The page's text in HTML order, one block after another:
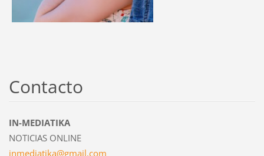
Contacto
IN-MEDIATIKA
NOTICIAS ONLINE
inmediatika@gmail.com